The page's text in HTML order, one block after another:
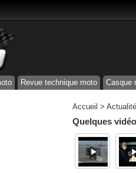
Revue technique moto Casque
Accueil >
Quelques